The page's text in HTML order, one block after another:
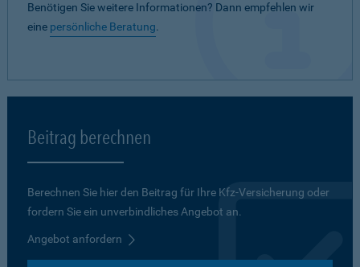
Benötigen Sie weitere Informationen? Dann empfehlen wir
eine persönliche Beratung.
Beitrag berechnen
Berechnen Sie hier den Beitrag für Ihre Kfz-Versicherung oder
fordern Sie ein unverbindliches Angebot an.
Angebot anfordern